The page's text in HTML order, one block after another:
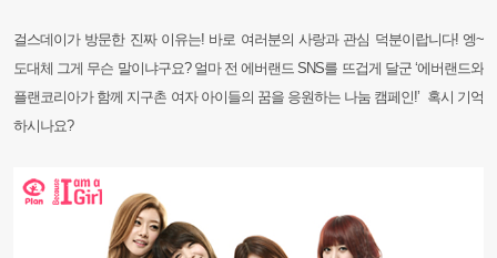
걸스데이가 방문한 진짜 이유는! 바로 여러분의 사랑과 관심 덕분이랍니다! 엥~
도대체 그게 무슨 말이냐구요? 얼마 전 에버랜드 SNS를 뜨겁게 달군 ‘에버랜드와
플랜코리아가 함께 지구촌 여자 아이들의 꿈을 응원하는 나눔 캠페인!’ 혹시 기억
하시나요?